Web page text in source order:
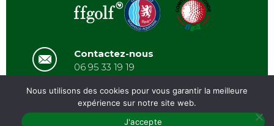
Contactez-nous
06 95 33 19 19
/ACTUALITÉS
Nous utilisons des cookies pour vous garantir la meilleure
expérience sur notre site web.
J'accepte